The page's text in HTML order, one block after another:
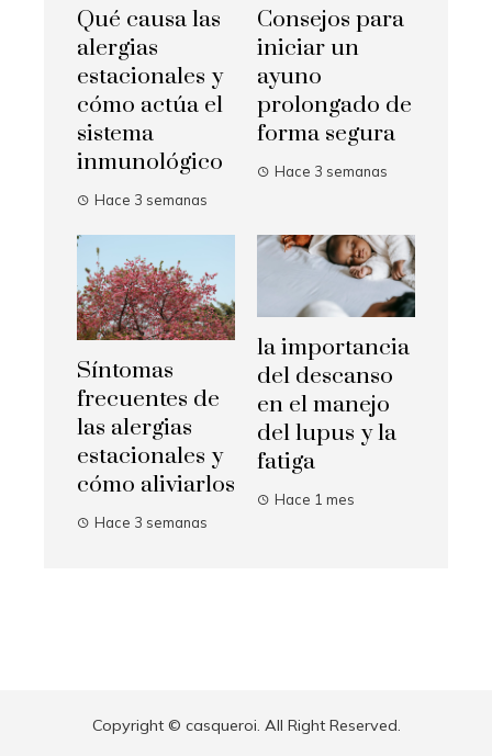
Qué causa las
alergias
estacionales y
cómo actúa el
sistema
inmunológico
Hace 3 semanas
Consejos para
iniciar un
ayuno
prolongado de
forma segura
Hace 3 semanas
Síntomas
frecuentes de
las alergias
estacionales y
cómo aliviarlos
Hace 3 semanas
la importancia
del descanso
en el manejo
del lupus y la
fatiga
Hace 1 mes
Copyright © casqueroi. All Right Reserved.